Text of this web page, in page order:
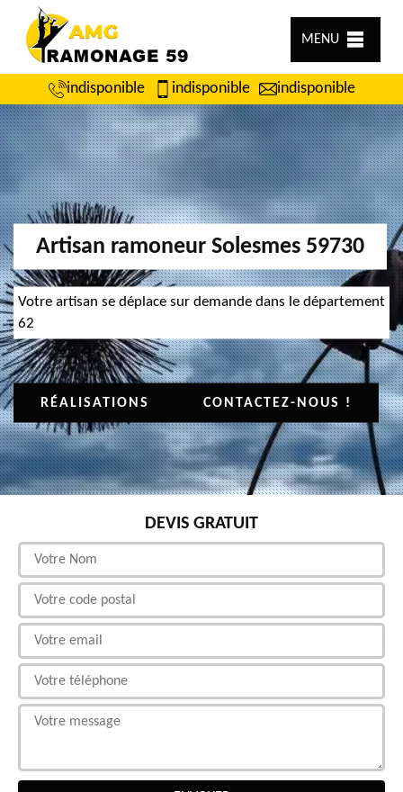
MENU
indisponible indisponible indisponible
Artisan ramoneur Solesmes 59730
Votre artisan se déplace sur demande dans le département
62
RÉALISATIONS CONTACTEZ-NOUS !
DEVIS GRATUIT